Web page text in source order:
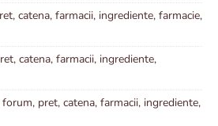
catena, farmacii, ingrediente, farmacie,
catena, farmacii, ingrediente,
pret, catena, farmacii, ingrediente,